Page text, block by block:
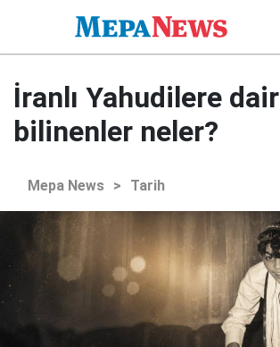
İranlı Yahudilere dair
bilinenler neler?
Mepa News > Tarih